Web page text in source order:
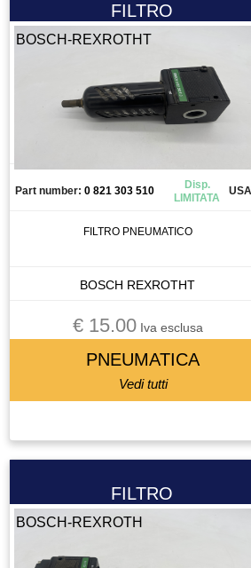
FILTRO
BOSCH-REXROTHT
Part number: 0 821 303 510
Disp.
LIMITATA
FILTRO PNEUMATICO
BOSCH REXROTHT
€ 15.00Iva esclusa
PNEUMATICA
Vedi tutti
FILTRO
BOSCH-REXROTH